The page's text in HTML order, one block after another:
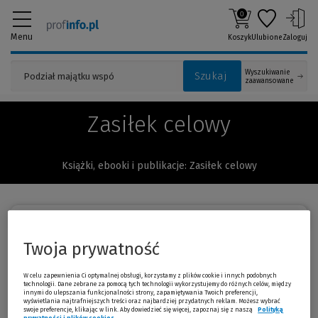
Menu
Szukaj
Wyszukiwanie
zaawansowane
0
KoszykUlubioneZaloguj
Zasiłek celowy
Książki, ebooki i publikacje: Zasiłek celowy
instytucje pomocy rodzinie i d...
Bartosz Kołaczkowski, Małgorzata Ratajczak
Twoja prywatność
W celu zapewnienia Ci optymalnej obsługi, korzystamy z plików cookie i innych podobnych
technologii. Dane zebrane za pomocą tych technologii wykorzystujemy do różnych celów, między
innymi do ulepszania funkcjonalności strony, zapamiętywania Twoich preferencji,
wyświetlania najtrafniejszych treści oraz najbardziej przydatnych reklam. Możesz wybrać
swoje preferencje, klikając w link. Aby dowiedzieć się więcej, zapoznaj się z naszą
Polityką